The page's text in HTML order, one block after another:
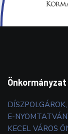
Önkormányzat
E-
KECEL VÁROS